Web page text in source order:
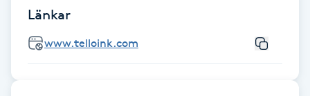
Friskvård
Länkar
www.telloink.com